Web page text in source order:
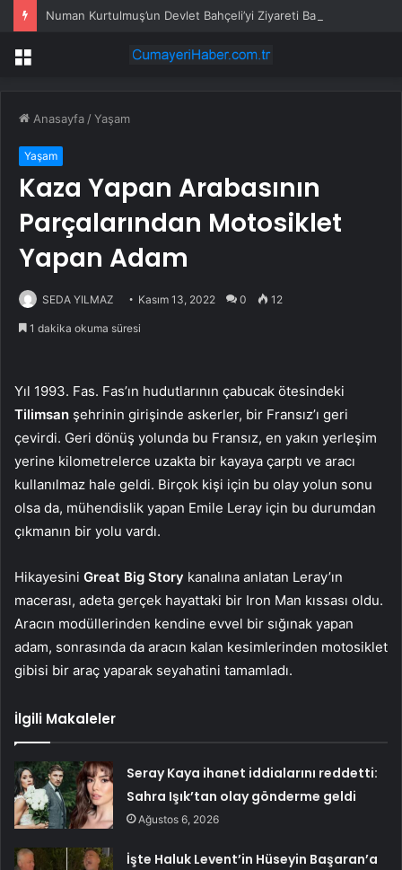
Menü
Anasayfa /Yaşam
Yaşam
Kaza Yapan Arabasının
Parçalarından Motosiklet
Yapan Adam
SEDA YILMAZ Kasım 13, 2022 0 12
1 dakika okuma süresi
Yıl 1993. Fas. Fas’ın hudutlarının çabucak ötesindeki
Tilimsan şehrinin girişinde askerler, bir Fransız’ı geri
çevirdi. Geri dönüş yolunda bu Fransız, en yakın yerleşim
yerine kilometrelerce uzakta bir kayaya çarptı ve aracı
kullanılmaz hale geldi. Birçok kişi için bu olay yolun sonu
olsa da, mühendislik yapan Emile Leray için bu durumdan
çıkmanın bir yolu vardı.
Hikayesini Great Big Story kanalına anlatan Leray’ın
macerası, adeta gerçek hayattaki bir Iron Man kıssası oldu.
Aracın modüllerinden kendine evvel bir sığınak yapan
adam, sonrasında da aracın kalan kesimlerinden motosiklet
gibisi bir araç yaparak seyahatini tamamladı.
İlgili Makaleler
Seray Kaya ihanet iddialarını reddetti:
Sahra Işık’tan olay gönderme geldi
Ağustos 6, 2026
İşte Haluk Levent’in Hüseyin Başaran’a